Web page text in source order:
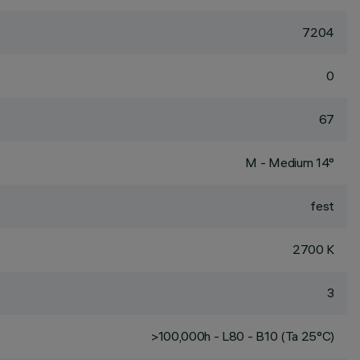
7204
0
67
M - Medium 14°
fest
2700 K
3
>100,000h - L80 - B10 (Ta 25°C)